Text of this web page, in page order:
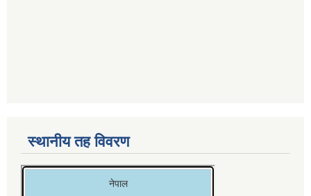
स्थानीय तह विवरण